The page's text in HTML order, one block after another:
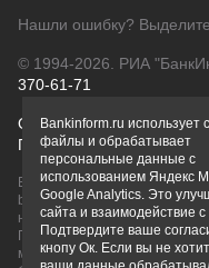
Нашли ошибку?
© 1994-2026. РИА
370-61-71
О проектеПолитика
Правовая информация
Вся информация о
bankinform.ru, носит
не является публичной
ГК РФ. Информация не
может быть изменена.
Bankinform.ru использует
файлы и обрабатывает
персональные данные с
использованием Яндекс
Google Analytics. Это
сайта и взаимодействие
Подтвердите ваше
кнопу Ок. Если вы не